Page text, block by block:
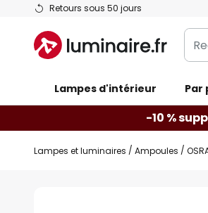
Retours sous 50 jours
Allez
contenu
un
Lampes d'intérieur Par
-10 %
Lampes et luminaires Ampoules